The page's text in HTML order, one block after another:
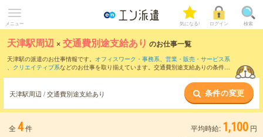
メニュー 気になる! ログイン 検索
天津駅周辺 ×交通費別途支給あり のお仕事一覧
天津駅の派遣のお仕事情報です。 オフィスワーク・事務系、 営業・販売・サービス系
、 クリエイティブ系などのお仕事を取り揃えています。交通費別途支給ありの条件の
天津駅周辺 / 交通費別途支給あり 条件の変更
全 4件 平均時給: 1,100 円